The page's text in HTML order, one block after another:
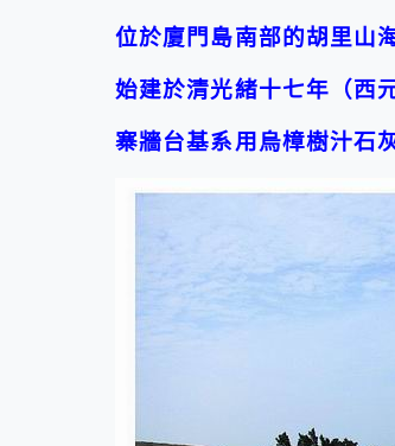
位於廈門島南部的胡里山
始建於清光緒十七年（西
寨牆台基系用烏樟樹汁石